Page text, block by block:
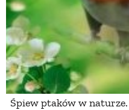
Śpiew ptaków w